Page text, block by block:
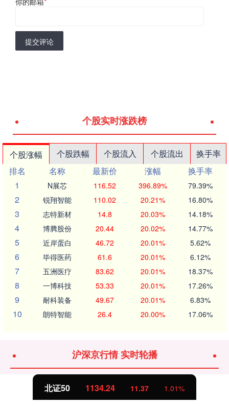
提交评论
个股实时涨跌榜
个股涨幅 个股跌幅 个股流入 个股流出
换手率
排名
名称 最新价 涨幅
换手率
1
N展芯 116.52 396.89% 79.39%
2 锐翔智能 110.02 20.21% 16.80%
3 志特新材 14.8 20.03% 14.18%
4 博腾股份 20.44 20.02% 14.77%
5 近岸蛋白 46.72 20.01% 5.62%
6 毕得医药 61.6 20.01% 6.12%
7 五洲医疗 83.62 20.01% 18.37%
8 一博科技 53.33 20.01% 17.26%
9 耐科装备 49.67 20.01% 6.83%
10 朗特智能 26.4 20.00% 17.06%
沪深京行情 实时轮播
北证50 1134.24 11.37 1.01%